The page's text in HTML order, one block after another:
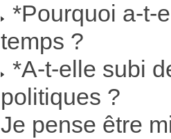
*Pourquoi a-t-
temps ?
*A-t-elle subi
politiques ?
Je pense être